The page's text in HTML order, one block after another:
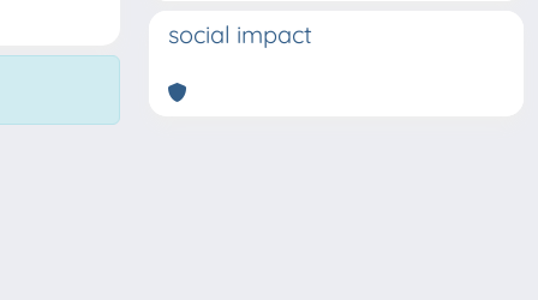
social impact